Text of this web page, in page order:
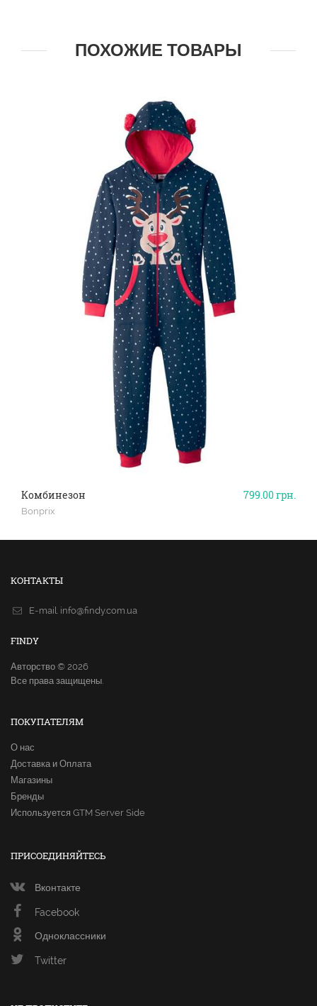
ПОХОЖИЕ ТОВАРЫ
799.00грн.
Комбинезон
Bonprix
КОНТАКТЫ
E-mail. info@findy.com.ua
FINDY
Авторство © 2026
Все права защищены.
ПОКУПАТЕЛЯМ
О нас
Доставка и Оплата
Магазины
Бренды
Используется GTM Server Side
ПРИСОЕДИНЯЙТЕСЬ
Вконтакте
Facebook
Одноклассники
Twitter